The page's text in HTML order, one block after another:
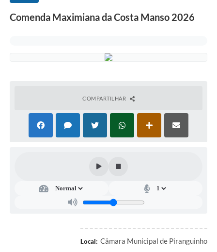
Comenda Maximiana da Costa Manso 2026
COMPARTILHAR
Local: Câmara Municipal de Piranguinho